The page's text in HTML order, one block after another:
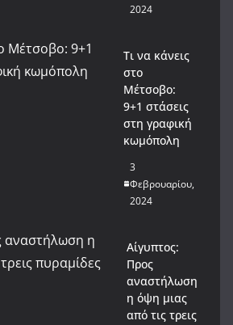
2024
Τι να κάνεις
στο
Μέτσοβο:
9+1 στάσεις
στη γραφική
κωμόπολη
3
Φεβρουαρίου,
2024
Αίγυπτος:
Προς
αναστήλωση
η όψη μιας
από τις τρεις